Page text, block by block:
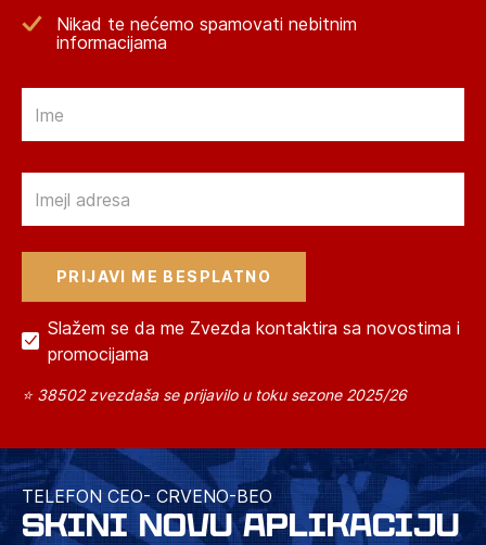
Nikad te nećemo spamovati nebitnim
informacijama
Slažem se da me Zvezda kontaktira sa novostima i
promocijama
⭐ 38502 zvezdaša se prijavilo u toku sezone 2025/26
TELEFON CEO- CRVENO-BEO
SKINI NOVU APLIKACIJU